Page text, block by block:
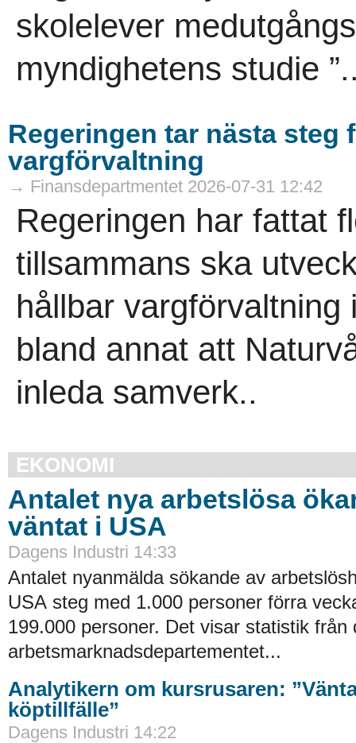
skolelever
myndighetens studie
Regeringen tar nästa
vargförvaltning
→ Finansdepartmentet 2026-07-31 12:42
Regeringen har fattat
tillsammans ska
hållbar
bland annat att
inleda samverk..
EKONOMI
Antalet nya arbetslösa
väntat i USA
Dagens Industri 14:33
Antalet nyanmälda sökande av
USA steg med 1.000 personer förra
199.000 personer. Det visar statistik från
arbetsmarknadsdepartementet...
Analytikern om kursrusaren:
köptillfälle”
Dagens Industri 14:22